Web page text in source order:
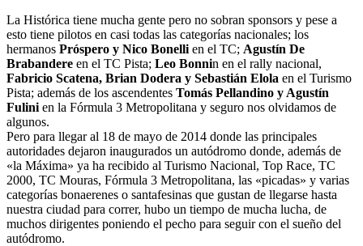
La Histórica tiene mucha gente pero no sobran sponsors y pese a
esto tiene pilotos en casi todas las categorías nacionales; los
hermanos Próspero y Nico Bonelli en el TC; Agustín De
Brabandere en el TC Pista; Leo Bonnin en el rally nacional,
Fabricio Scatena, Brian Dodera y Sebastián Elola en el Turismo
Pista; además de los ascendentes Tomás Pellandino y Agustín
Fulini en la Fórmula 3 Metropolitana y seguro nos olvidamos de
algunos.
Pero para llegar al 18 de mayo de 2014 donde las principales
autoridades dejaron inaugurados un autódromo donde, además de
«la Máxima» ya ha recibido al Turismo Nacional, Top Race, TC
2000, TC Mouras, Fórmula 3 Metropolitana, las «picadas» y varias
categorías bonaerenes o santafesinas que gustan de llegarse hasta
nuestra ciudad para correr, hubo un tiempo de mucha lucha, de
muchos dirigentes poniendo el pecho para seguir con el sueño del
autódromo.